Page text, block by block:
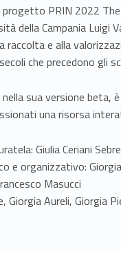
progetto PRIN 2022
della Campania Luigi
raccolta e alla
che precedono gli
sua versione
una risorsa
Giulia Ceriani
e organizzativo:
Masucci
Giorgia Aureli, Giorgia